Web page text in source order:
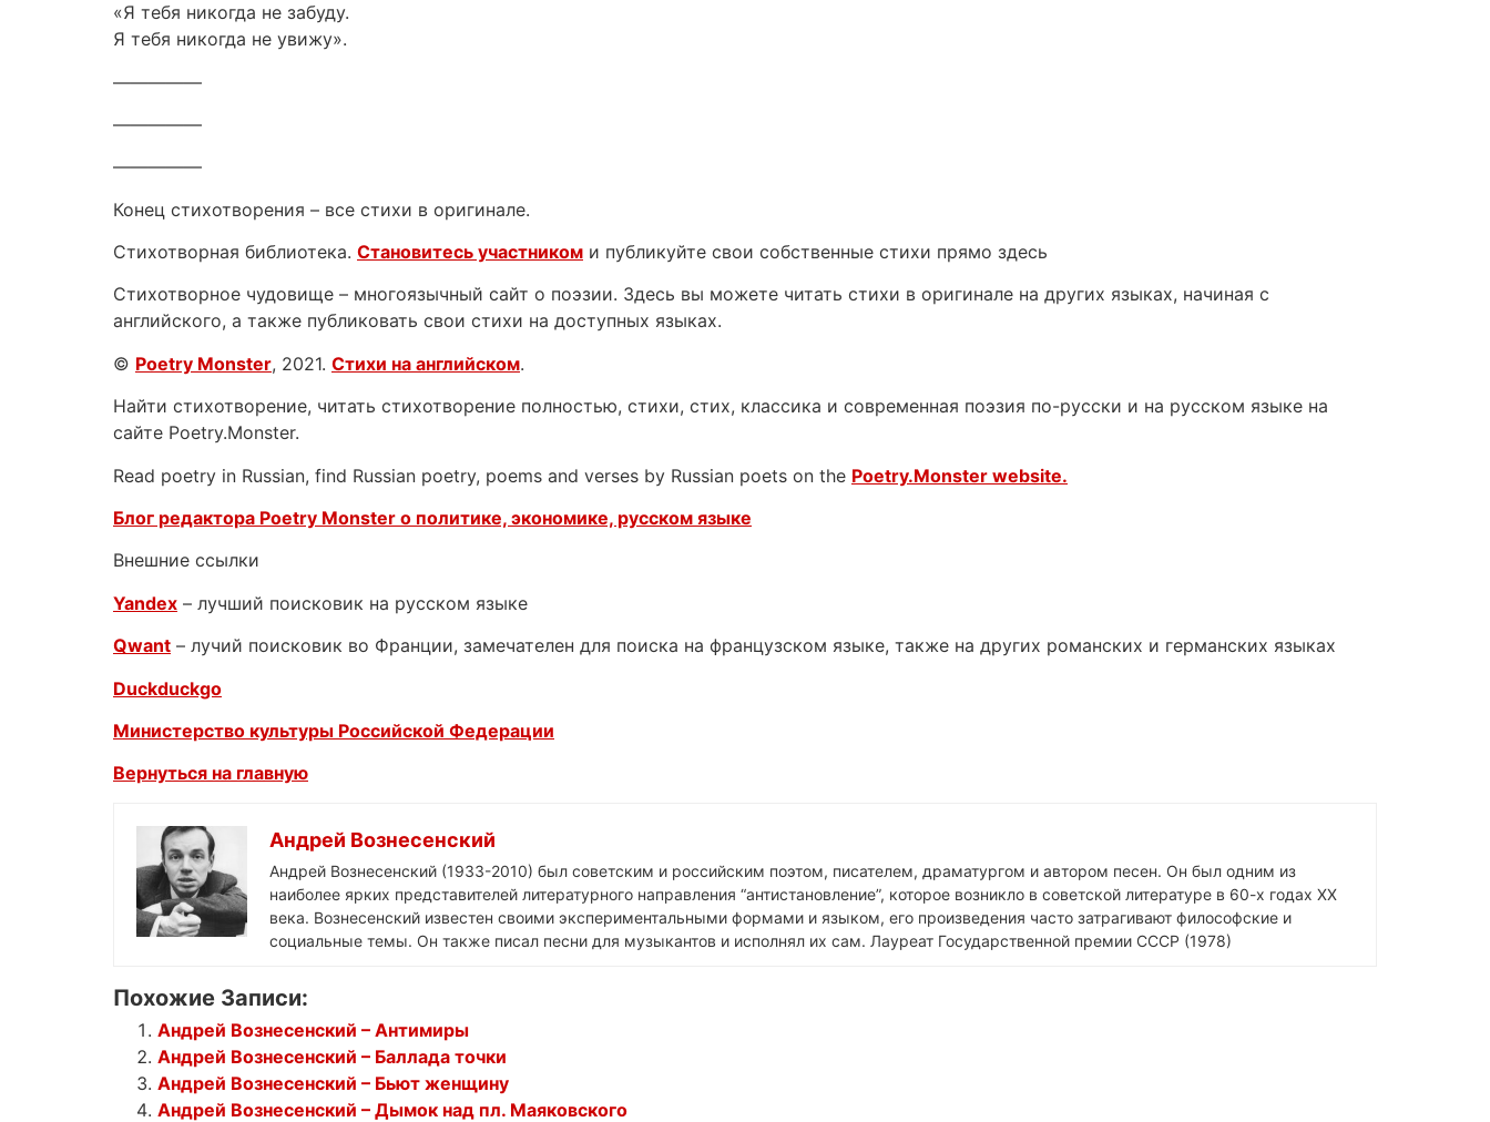
«Я тебя никогда не забуду.
Я тебя никогда не увижу».
—————
—————
—————
Конец стихотворения – все стихи в оригинале.
Стихотворная библиотека. Становитесь участником и публикуйте свои собственные стихи прямо здесь
Стихотворное чудовище – многоязычный сайт о поэзии. Здесь вы можете читать стихи в оригинале на других языках, начиная с
английского, а также публиковать свои стихи на доступных языках.
© Poetry Monster, 2021. Стихи на английском.
Найти стихотворение, читать стихотворение полностью, стихи, стих, классика и современная поэзия по-русски и на русском языке на
сайте Poetry.Monster.
Read poetry in Russian, find Russian poetry, poems and verses by Russian poets on the Poetry.Monster website.
Блог редактора Poetry Monster о политике, экономике, русском языке
Внешние ссылки
Yandex – лучший поисковик на русском языке
Qwant – лучий поисковик во Франции, замечателен для поиска на французском языке, также на других романских и германских языках
Duckduckgo
Министерство культуры Российской Федерации
Вернуться на главную
Андрей Вознесенский
Андрей Вознесенский (1933-2010) был советским и российским поэтом, писателем, драматургом и автором песен. Он был одним из
наиболее ярких представителей литературного направления “антистановление”, которое возникло в советской литературе в 60-х годах XX
века. Вознесенский известен своими экспериментальными формами и языком, его произведения часто затрагивают философские и
социальные темы. Он также писал песни для музыкантов и исполнял их сам. Лауреат Государственной премии СССР (1978)
Похожие Записи:
Андрей Вознесенский – Антимиры
Андрей Вознесенский – Баллада точки
Андрей Вознесенский – Бьют женщину
Андрей Вознесенский – Дымок над пл. Маяковского